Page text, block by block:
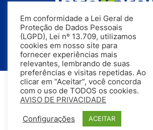
Todos os direitos reservados |
Em conformidade a Lei Geral de
Proteção de Dados Pessoais
(LGPD), Lei nº 13.709, utilizamos
cookies em nosso site para
fornecer experiências mais
relevantes, lembrando de suas
preferências e visitas repetidas. Ao
clicar em “Aceitar”, você concorda
com o uso de TODOS os cookies.
AVISO DE PRIVACIDADE
Configurações ACEITAR